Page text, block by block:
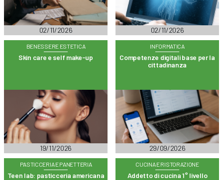
02/11/2026 02/11/2026
BENESSERE ESTETICA
Skin care e self make-up
19/11/2026
INFORMATICA
Competenze digitali base per la
cittadinanza
29/09/2026
PASTICCERIA E PANETTERIA
Teen lab: pasticceria americana
CUCINA E RISTORAZIONE
Addetto di cucina 1° livello